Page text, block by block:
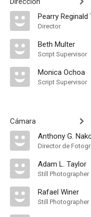
Director
Beth Multer
Script Supervisor
Monica Ochoa
Script Supervisor
Cámara
Director de
Adam L. Taylor
Still Photographer
Rafael Winer
Still Photographer